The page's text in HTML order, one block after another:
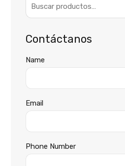
Contáctanos
Name
Email
Phone Number